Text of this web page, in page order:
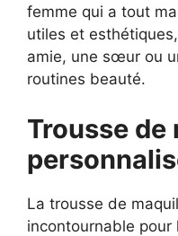
femme qui a tout
utiles et
amie, une sœur ou
routines beauté.
Trousse de
La trousse de
incontournable pour